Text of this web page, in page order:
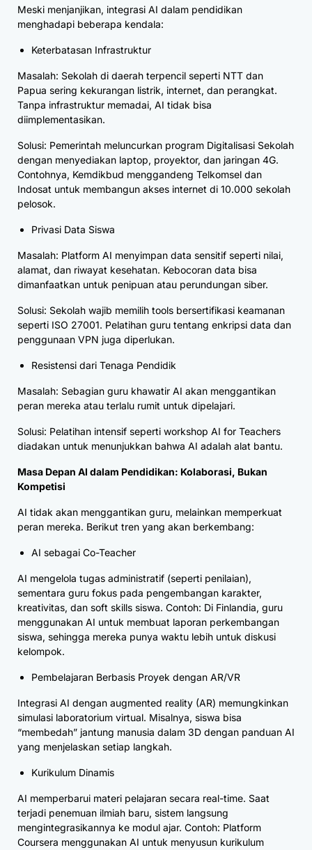
Meski menjanjikan, integrasi AI dalam pendidikan
menghadapi beberapa kendala:
Keterbatasan Infrastruktur
Masalah: Sekolah di daerah terpencil seperti NTT dan
Papua sering kekurangan listrik, internet, dan perangkat.
Tanpa infrastruktur memadai, AI tidak bisa
diimplementasikan.
Solusi: Pemerintah meluncurkan program Digitalisasi Sekolah
dengan menyediakan laptop, proyektor, dan jaringan 4G.
Contohnya, Kemdikbud menggandeng Telkomsel dan
Indosat untuk membangun akses internet di 10.000 sekolah
pelosok.
Privasi Data Siswa
Masalah: Platform AI menyimpan data sensitif seperti nilai,
alamat, dan riwayat kesehatan. Kebocoran data bisa
dimanfaatkan untuk penipuan atau perundungan siber.
Solusi: Sekolah wajib memilih tools bersertifikasi keamanan
seperti ISO 27001. Pelatihan guru tentang enkripsi data dan
penggunaan VPN juga diperlukan.
Resistensi dari Tenaga Pendidik
Masalah: Sebagian guru khawatir AI akan menggantikan
peran mereka atau terlalu rumit untuk dipelajari.
Solusi: Pelatihan intensif seperti workshop AI for Teachers
diadakan untuk menunjukkan bahwa AI adalah alat bantu.
Masa Depan AI dalam Pendidikan: Kolaborasi, Bukan
Kompetisi
AI tidak akan menggantikan guru, melainkan memperkuat
peran mereka. Berikut tren yang akan berkembang:
AI sebagai Co-Teacher
AI mengelola tugas administratif (seperti penilaian),
sementara guru fokus pada pengembangan karakter,
kreativitas, dan soft skills siswa. Contoh: Di Finlandia, guru
menggunakan AI untuk membuat laporan perkembangan
siswa, sehingga mereka punya waktu lebih untuk diskusi
kelompok.
Pembelajaran Berbasis Proyek dengan AR/VR
Integrasi AI dengan augmented reality (AR) memungkinkan
simulasi laboratorium virtual. Misalnya, siswa bisa
“membedah” jantung manusia dalam 3D dengan panduan AI
yang menjelaskan setiap langkah.
Kurikulum Dinamis
AI memperbarui materi pelajaran secara real-time. Saat
terjadi penemuan ilmiah baru, sistem langsung
mengintegrasikannya ke modul ajar. Contoh: Platform
Coursera menggunakan AI untuk menyusun kurikulum